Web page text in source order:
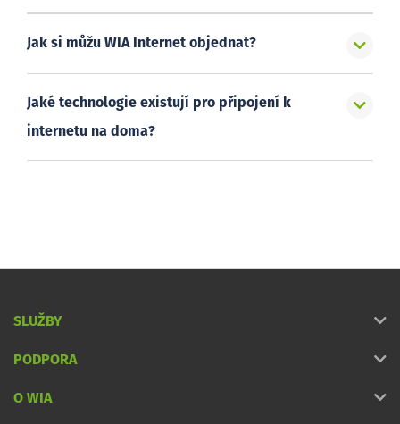
Jak si můžu WIA Internet objednat?
Jaké technologie existují pro připojení k
internetu na doma?
SLUŽBY
PODPORA
O WIA